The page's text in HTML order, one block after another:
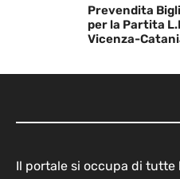
Prevendita
per la Partita
Vicenza-
Il portale si occupa di tutte